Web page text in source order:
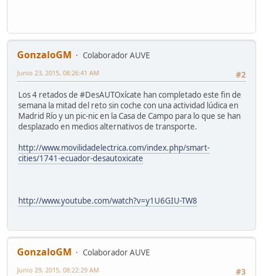
GonzaloGM
Colaborador AUVE
#2
Junio 23, 2015, 08:26:41 AM
Los 4 retados de #DesAUTOxícate han completado este fin de
semana la mitad del reto sin coche con una actividad lúdica en
Madrid Río y un pic-nic en la Casa de Campo para lo que se han
desplazado en medios alternativos de transporte.
http://www.movilidadelectrica.com/index.php/smart-
cities/1741-ecuador-desautoxicate
http://www.youtube.com/watch?v=y1U6GIU-TW8
GonzaloGM
Colaborador AUVE
#3
Junio 29, 2015, 08:22:29 AM